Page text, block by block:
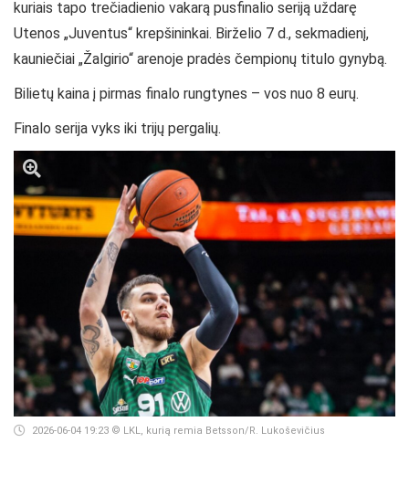
kuriais tapo trečiadienio vakarą pusfinalio seriją uždarę
Utenos „Juventus“ krepšininkai. Birželio 7 d., sekmadienį,
kauniečiai „Žalgirio“ arenoje pradės čempionų titulo gynybą.
Bilietų kaina į pirmas finalo rungtynes – vos nuo 8 eurų.
Finalo serija vyks iki trijų pergalių.
2026-06-04 19:23 © LKL, kurią remia Betsson/R. Lukoševičius